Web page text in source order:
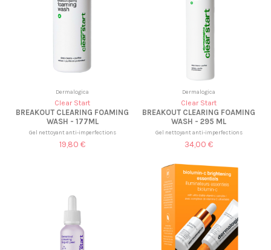
Dermalogica
Clear Start
BREAKOUT CLEARING FOAMING
WASH - 177ML
Gel nettoyant anti-imperfections
19,80 €
Dermalogica
Clear Start
BREAKOUT CLEARING FOAMING
WASH - 295 ML
Gel nettoyant anti-imperfections
34,00 €